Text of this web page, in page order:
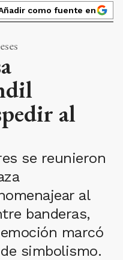
como fuente en
al
se reunieron
al
banderas,
marcó
simbolismo.